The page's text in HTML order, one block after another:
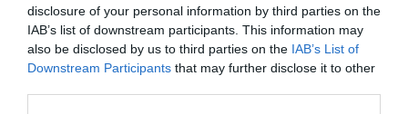
disclosure of your personal information by third parties on the
IAB’s list of downstream participants. This information may
also be disclosed by us to third parties on the IAB’s List of
Downstream Participants that may further disclose it to other
Τελετή παράδοσης ενός υπερσύγχρονου ταχύπλοου
περιπολικού σκάφους στη Λιμενική Αρχή της Μυκόνου
πραγματοποιήθηκε την Κυριακή 26 Μαΐου, στον Ιερό Ναό του
Αγίου Νικολάου στο Γυαλό της Μυκόνου. Στη δωρεά του